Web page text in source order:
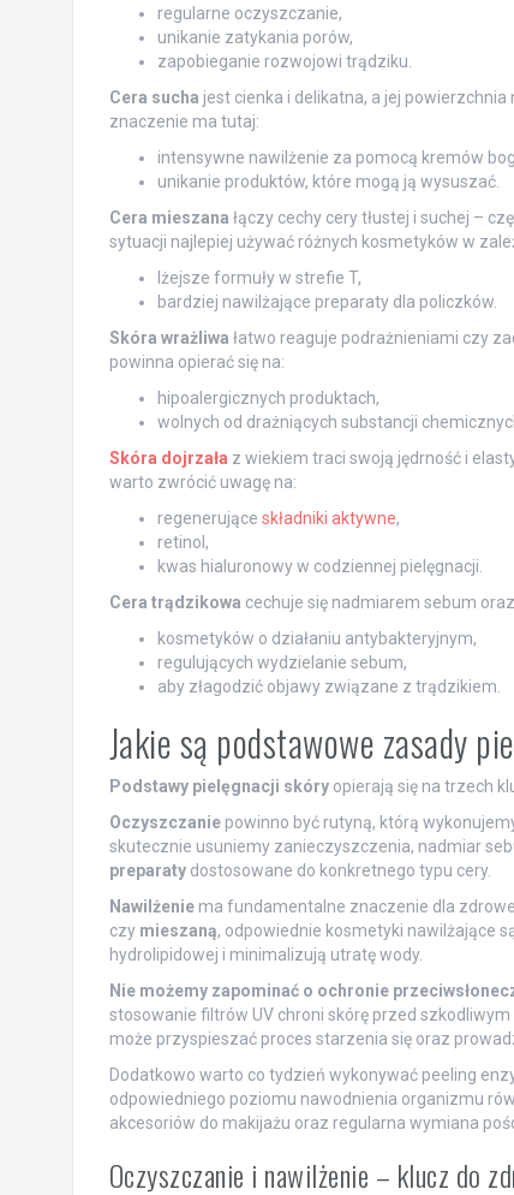
regularne oczyszczanie,
unikanie zatykania porów,
zapobieganie rozwojowi trądziku.
Cera sucha jest cienka i delikatna, a jej
znaczenie ma tutaj:
intensywne nawilżenie za pomocą kremów
unikanie produktów, które mogą ją wysuszać.
Cera mieszana łączy cechy cery tłustej i suchej –
sytuacji najlepiej używać różnych kosmetyków w
lżejsze formuły w strefie T,
bardziej nawilżające preparaty dla policzków.
Skóra wrażliwa łatwo reaguje podrażnieniami czy
powinna opierać się na:
hipoalergicznych produktach,
wolnych od drażniących substancji
Skóra dojrzała z wiekiem traci swoją jędrność i
warto zwrócić uwagę na:
regenerujące składniki aktywne,
retinol,
kwas hialuronowy w codziennej pielęgnacji.
Cera trądzikowa cechuje się nadmiarem sebum
kosmetyków o działaniu antybakteryjnym,
regulujących wydzielanie sebum,
aby złagodzić objawy związane z trądzikiem.
Jakie są podstawowe zasady
Podstawy pielęgnacji skóryopierają się na trzech
Oczyszczaniepowinno być rutyną, którą
skutecznie usuniemy zanieczyszczenia, nadmiar
preparatydostosowane do konkretnego typu cery.
Nawilżeniema fundamentalne znaczenie dla
czy mieszaną, odpowiednie kosmetyki nawilżające
hydrolipidowej i minimalizują utratę wody.
Nie możemy zapominać o ochronie
stosowanie filtrów UV chroni skórę przed
może przyspieszać proces starzenia się oraz
Dodatkowo warto co tydzień wykonywać peeling
odpowiedniego poziomu nawodnienia organizmu
akcesoriów do makijażu oraz regularna wymiana
Oczyszczanie i nawilżenie – klucz do